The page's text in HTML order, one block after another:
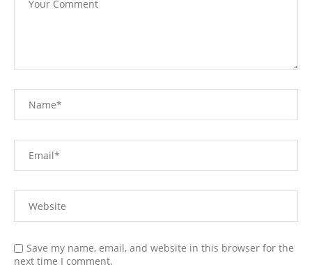
Save my name, email, and website in this browser for the
next time I comment.